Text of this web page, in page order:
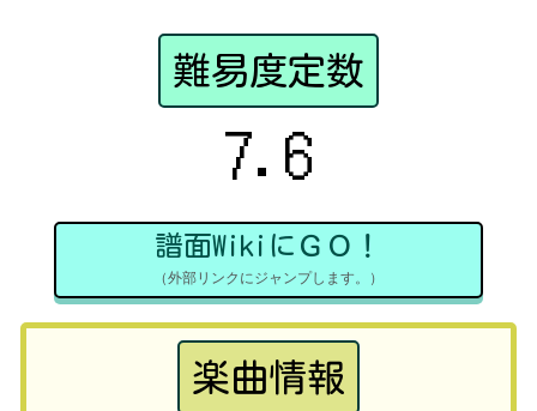
難易度定数
7.6
譜面WikiにＧＯ！
（外部リンクにジャンプします。）
楽曲情報